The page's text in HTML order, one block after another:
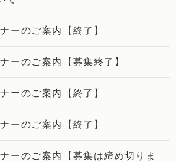
ーのご案内【終了】
ーのご案内【募集終了】
ーのご案内【終了】
ーのご案内【終了】
ーのご案内【募集は締め切りま